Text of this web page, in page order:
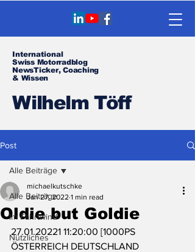
International
Swiss Motorradblog
NewsTicker, Coaching
& Wissen
Wilhelm Töff
Post
Alle Beiträge
Im Fahrtwind
Nützliches
Alle Beiträge
Oldie but Goldie
michaelkutschke
Jan 27, 2022 1 min read
27.01.20221 11:20:00 [1000PS
ÖSTERREICH DEUTSCHLAND